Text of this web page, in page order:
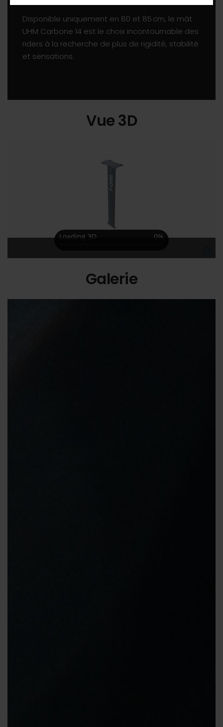
Disponible uniquement en 80 et 85cm, le mât
UHM Carbone 14 est le choix incontournable des
riders à la recherche de plus de rigidité, stabilité
et sensations.
Vue 3D
Galerie